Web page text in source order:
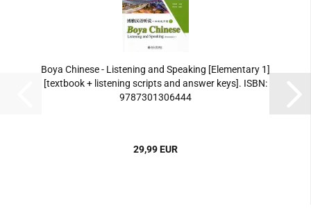
Boya Chinese - Listening and Speaking [Elementary 1]
[textbook + listening scripts and answer keys]. ISBN:
9787301306444
29,99 EUR